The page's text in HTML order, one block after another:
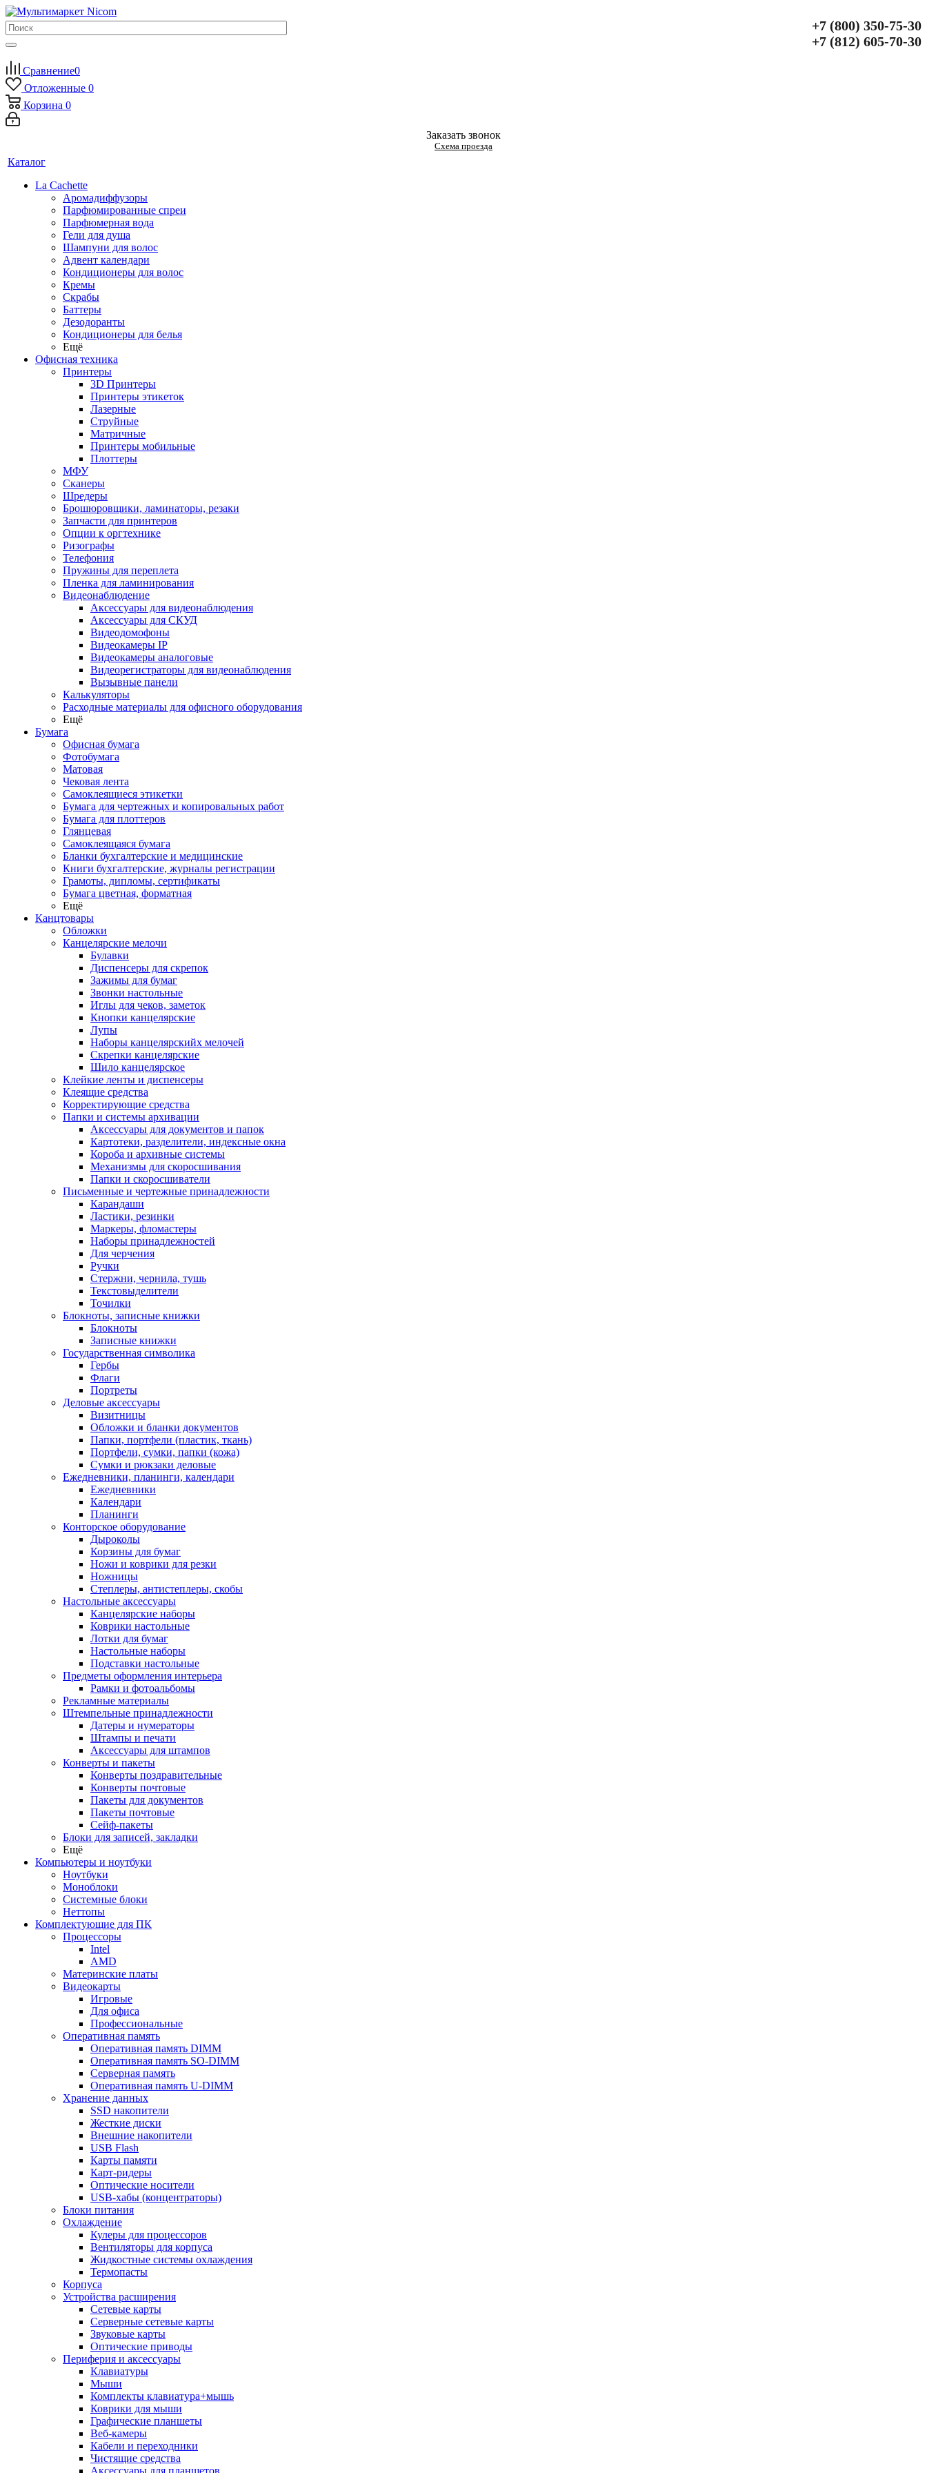
+7 (800) 350‑75‑30
+7 (812) 605‑70‑30
Сравнение0
Отложенные 0
Корзина 0
Заказать звонок
Схема проезда
Каталог
La Cachette
Аромадиффузоры
Парфюмированные спреи
Парфюмерная вода
Гели для душа
Шампуни для волос
Адвент календари
Кондиционеры для волос
Кремы
Скрабы
Баттеры
Дезодоранты
Кондиционеры для белья
Ещё
Офисная техника
Принтеры
3D Принтеры
Принтеры этикеток
Лазерные
Струйные
Матричные
Принтеры мобильные
Плоттеры
МФУ
Сканеры
Шредеры
Брошюровщики, ламинаторы, резаки
Запчасти для принтеров
Опции к оргтехнике
Ризографы
Телефония
Пружины для переплета
Пленка для ламинирования
Видеонаблюдение
Аксессуары для видеонаблюдения
Аксессуары для СКУД
Видеодомофоны
Видеокамеры IP
Видеокамеры аналоговые
Видеорегистраторы для видеонаблюдения
Вызывные панели
Калькуляторы
Расходные материалы для офисного оборудования
Ещё
Бумага
Офисная бумага
Фотобумага
Матовая
Чековая лента
Самоклеящиеся этикетки
Бумага для чертежных и копировальных работ
Бумага для плоттеров
Глянцевая
Самоклеящаяся бумага
Бланки бухгалтерские и медицинские
Книги бухгалтерские, журналы регистрации
Грамоты, дипломы, сертификаты
Бумага цветная, форматная
Ещё
Канцтовары
Обложки
Канцелярские мелочи
Булавки
Диспенсеры для скрепок
Зажимы для бумаг
Звонки настольные
Иглы для чеков, заметок
Кнопки канцелярские
Лупы
Наборы канцелярскийх мелочей
Скрепки канцелярские
Шило канцелярское
Клейкие ленты и диспенсеры
Клеящие средства
Корректирующие средства
Папки и системы архивации
Аксессуары для документов и папок
Картотеки, разделители, индексные окна
Короба и архивные системы
Механизмы для скоросшивания
Папки и скоросшиватели
Письменные и чертежные принадлежности
Карандаши
Ластики, резинки
Маркеры, фломастеры
Наборы принадлежностей
Для черчения
Ручки
Стержни, чернила, тушь
Текстовыделители
Точилки
Блокноты, записные книжки
Блокноты
Записные книжки
Государственная символика
Гербы
Флаги
Портреты
Деловые аксессуары
Визитницы
Обложки и бланки документов
Папки, портфели (пластик, ткань)
Портфели, сумки, папки (кожа)
Сумки и рюкзаки деловые
Ежедневники, планинги, календари
Ежедневники
Календари
Планинги
Конторское оборудование
Дыроколы
Корзины для бумаг
Ножи и коврики для резки
Ножницы
Степлеры, антистеплеры, скобы
Настольные аксессуары
Канцелярские наборы
Коврики настольные
Лотки для бумаг
Настольные наборы
Подставки настольные
Предметы оформления интерьера
Рамки и фотоальбомы
Рекламные материалы
Штемпельные принадлежности
Датеры и нумераторы
Штампы и печати
Аксессуары для штампов
Конверты и пакеты
Конверты поздравительные
Конверты почтовые
Пакеты для документов
Пакеты почтовые
Сейф-пакеты
Блоки для записей, закладки
Ещё
Компьютеры и ноутбуки
Ноутбуки
Моноблоки
Системные блоки
Неттопы
Комплектующие для ПК
Процессоры
Intel
AMD
Материнские платы
Видеокарты
Игровые
Для офиса
Профессиональные
Оперативная память
Оперативная память DIMM
Оперативная память SO-DIMM
Серверная память
Оперативная память U-DIMM
Хранение данных
SSD накопители
Жесткие диски
Внешние накопители
USB Flash
Карты памяти
Карт-ридеры
Оптические носители
USB-хабы (концентраторы)
Блоки питания
Охлаждение
Кулеры для процессоров
Вентиляторы для корпуса
Жидкостные системы охлаждения
Термопасты
Корпуса
Устройства расширения
Сетевые карты
Серверные сетевые карты
Звуковые карты
Оптические приводы
Периферия и аксессуары
Клавиатуры
Мыши
Комплекты клавиатура+мышь
Коврики для мыши
Графические планшеты
Веб-камеры
Кабели и переходники
Чистящие средства
Аксессуары для планшетов